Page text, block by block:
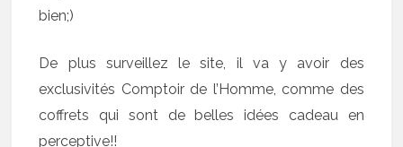
bien;)
De plus surveillez le site, il va y avoir des
exclusivités Comptoir de l’Homme, comme des
coffrets qui sont de belles idées cadeau en
perceptive!!